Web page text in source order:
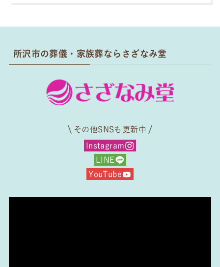
所沢市の葬儀・家族葬ならさざなみ堂
その他SNSも更新中
Instagram
LINE
YouTube